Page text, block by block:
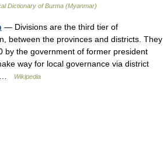
Dictionary of Burma (Myanmar)
— Divisions are the third tier of
between the provinces and districts. They
by the government of former president
way for local governance via district
…
Wikipedia